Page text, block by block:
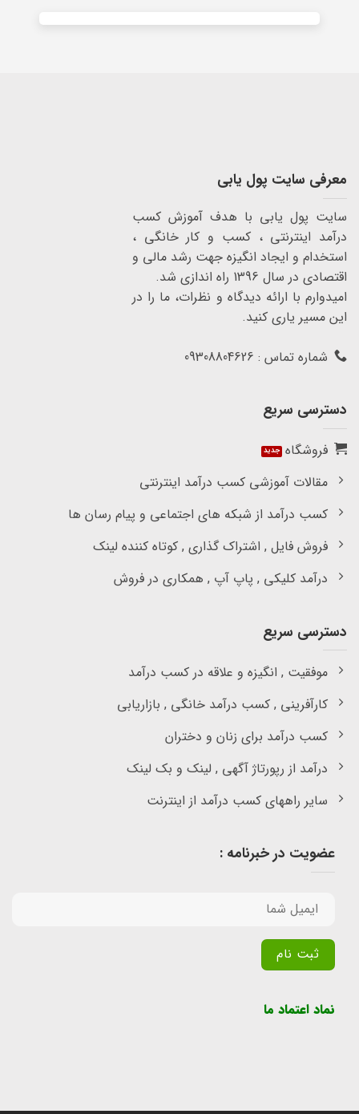
معرفی سایت پول یابی
سایت پول یابی با هدف آموزش کسب
درآمد اینترنتی ، کسب و کار خانگی ،
استخدام و ایجاد انگیزه جهت رشد مالی و
اقتصادی در سال 1396 راه اندازی شد.
امیدوارم با ارائه دیدگاه و نظرات، ما را در
این مسیر یاری کنید.
شماره تماس : 09308804626
دسترسی سریع
فروشگاه
مقالات آموزشی کسب درآمد اینترنتی
کسب درآمد از شبکه های اجتماعی و پیام رسان ها
فروش فایل , اشتراک گذاری , کوتاه کننده لینک
درآمد کلیکی , پاپ آپ , همکاری در فروش
دسترسی سریع
موفقیت , انگیزه و علاقه در کسب درآمد
کارآفرینی , کسب درآمد خانگی , بازاریابی
کسب درآمد برای زنان و دختران
درآمد از رپورتاژ آگهی , لینک و بک لینک
سایر راههای کسب درآمد از اینترنت
عضویت در خبرنامه :
نماد اعتماد ما